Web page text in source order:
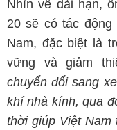
Nhìn về dài hạn,
20 sẽ có tác
Nam, đặc biệt là
vững và giảm
chuyển đổi sang
khí nhà kính, qua
thời giúp Việt Nam